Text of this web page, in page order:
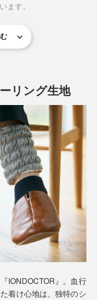
ンの二重ガーゼが、素
り。吸放湿性にすぐれ
16cm。ほどよくフィッ
ます。
れた中わたから輻射熱
える）が発生。着けて
をジワジワと温め続け
リング生地
IONDOCTOR』。血行
着け心地は、独特のシ